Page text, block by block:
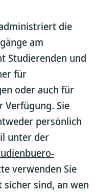
die
am
Studierenden und
für
oder auch für
Verfügung. Sie
persönlich
unter der
verwenden Sie
sicher sind, an wen